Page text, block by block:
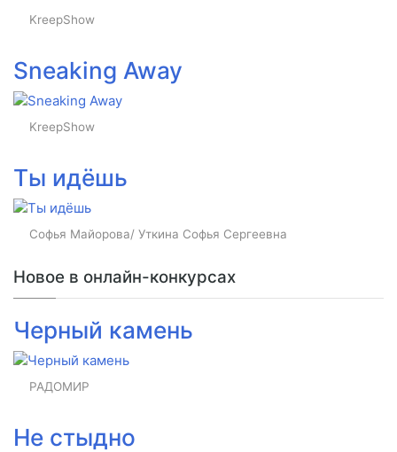
KreepShow
Sneaking Away
KreepShow
Ты идёшь
Софья Майорова/ Уткина Софья Сергеевна
Новое в онлайн-конкурсах
Черный камень
РАДОМИР
Не стыдно